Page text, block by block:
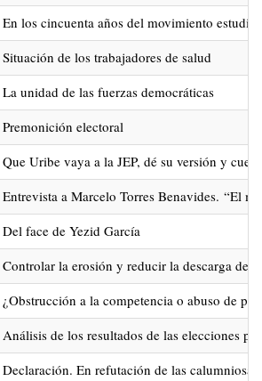
En los cincuenta años del movimiento
Situación de los trabajadores de salud
La unidad de las fuerzas democráticas
Premonición electoral
Que Uribe vaya a la JEP, dé su versión y
Entrevista a Marcelo Torres Benavides. “El
Del face de Yezid García
Controlar la erosión y reducir la descarga de
¿Obstrucción a la competencia o abuso de
Análisis de los resultados de las elecciones
Declaración. En refutación de las